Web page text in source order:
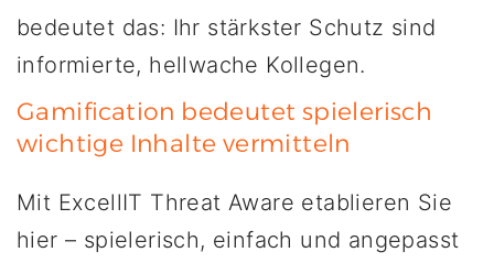
bedeutet das: Ihr stärkster Schutz sind
informierte, hellwache Kollegen.
Gamification bedeutet spielerisch
wichtige Inhalte vermitteln
Mit ExcellIT Threat Aware etablieren Sie
hier – spielerisch, einfach und angepasst